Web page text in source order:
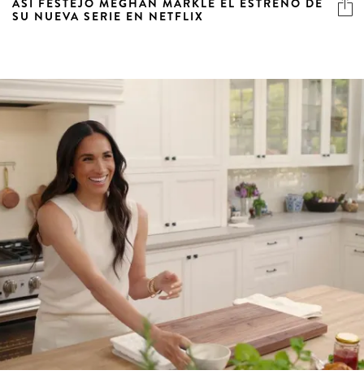
SU NUEVA SERIE EN NETFLIX